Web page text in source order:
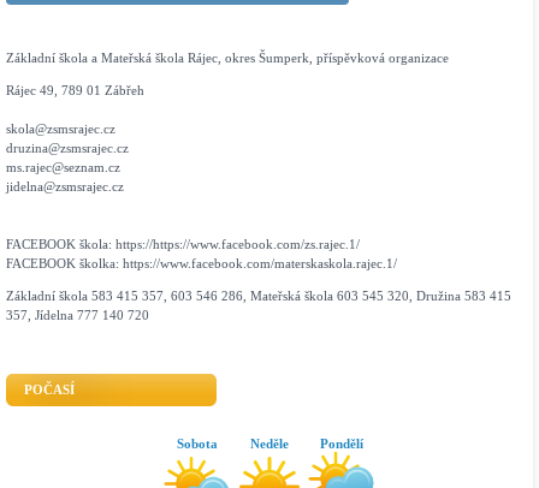
Základní škola a Mateřská škola Rájec, okres Šumperk, příspěvková organizace
Rájec 49, 789 01 Zábřeh
skola@zsmsrajec.cz
druzina@zsmsrajec.cz
ms.rajec@seznam.cz
jidelna@zsmsrajec.cz
FACEBOOK škola: https://https://www.facebook.com/zs.rajec.1/
FACEBOOK školka: https://www.facebook.com/materskaskola.rajec.1/
Základní škola 583 415 357, 603 546 286, Mateřská škola 603 545 320, Družina 583 415
357, Jídelna 777 140 720
POČASÍ
Sobota Neděle Pondělí